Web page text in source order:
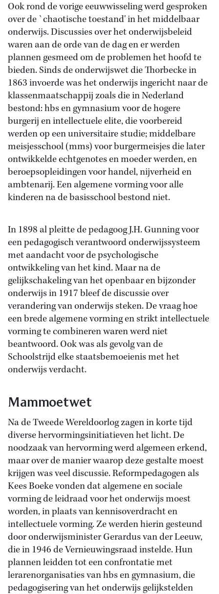
Ook rond de vorige eeuwwisseling werd gesproken
over de `chaotische toestand' in het middelbaar
onderwijs. Discussies over het onderwijsbeleid
waren aan de orde van de dag en er werden
plannen gesmeed om de problemen het hoofd te
bieden. Sinds de onderwijswet die Thorbecke in
1863 invoerde was het onderwijs ingericht naar de
klassenmaatschappij zoals die in Nederland
bestond: hbs en gymnasium voor de hogere
burgerij en intellectuele elite, die voorbereid
werden op een universitaire studie; middelbare
meisjesschool (mms) voor burgermeisjes die later
ontwikkelde echtgenotes en moeder werden, en
beroepsopleidingen voor handel, nijverheid en
ambtenarij. Een algemene vorming voor alle
kinderen na de basisschool bestond niet.
In 1898 al pleitte de pedagoog J.H. Gunning voor
een pedagogisch verantwoord onderwijssysteem
met aandacht voor de psychologische
ontwikkeling van het kind. Maar na de
gelijkschakeling van het openbaar en bijzonder
onderwijs in 1917 bleef de discussie over
verandering van onderwijs steken. De vraag hoe
een brede algemene vorming en strikt intellectuele
vorming te combineren waren werd niet
beantwoord. Ook was als gevolg van de
Schoolstrijd elke staatsbemoeienis met het
onderwijs verdacht.
Mammoetwet
Na de Tweede Wereldoorlog zagen in korte tijd
diverse hervormingsinitiatieven het licht. De
noodzaak van hervorming werd algemeen erkend,
maar over de manier waarop deze gestalte moest
krijgen was veel discussie. Reformpedagogen als
Kees Boeke vonden dat algemene en sociale
vorming de leidraad voor het onderwijs moest
worden, in plaats van kennisoverdracht en
intellectuele vorming. Ze werden hierin gesteund
door onderwijsminister Gerardus van der Leeuw,
die in 1946 de Vernieuwingsraad instelde. Hun
plannen leidden tot een confrontatie met
lerarenorganisaties van hbs en gymnasium, die
pedagogisering van het onderwijs gelijkstelden